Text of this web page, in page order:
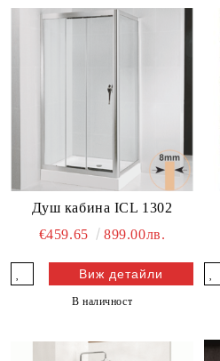
Душ кабина ICL 1302
€459.65
899.00лв.
Виж детайли
В наличност